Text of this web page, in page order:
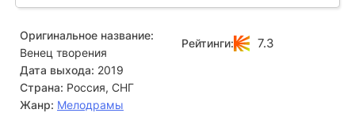
Однако их отношения застряли на стадии редких встреч,
частые командировки Игоря и главное увлечение самой
Лизы — она гораздо больше поглощена развитием своего
дела, чем построением романтических отношений. Её
карьера остаётся приоритетом, который мешает плану по
созданию семьи сдвинуться с мёртвой точки.
Оригинальное название:
Венец творения
Дата выхода: 2019
Страна: Россия, СНГ
Жанр: Мелодрамы
Рейтинги: 7.3